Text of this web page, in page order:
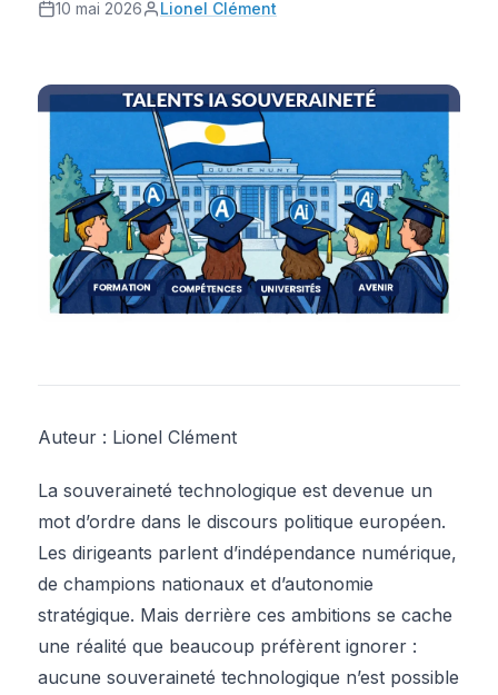
10 mai 2026 Lionel Clément
Auteur : Lionel Clément
La souveraineté technologique est devenue un
mot d’ordre dans le discours politique européen.
Les dirigeants parlent d’indépendance numérique,
de champions nationaux et d’autonomie
stratégique. Mais derrière ces ambitions se cache
une réalité que beaucoup préfèrent ignorer :
aucune souveraineté technologique n’est possible